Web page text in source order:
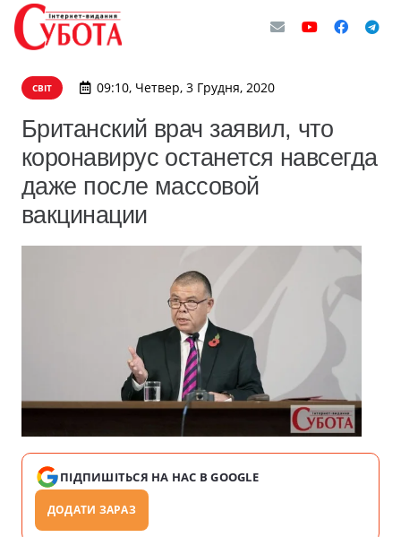
СВІТ 09:10, Четвер, 3 Грудня, 2020
Британский врач заявил, что
коронавирус останется навсегда
даже после массовой
вакцинации
ПІДПИШІТЬСЯ НА НАС В GOOGLE
ДОДАТИ ЗАРАЗ